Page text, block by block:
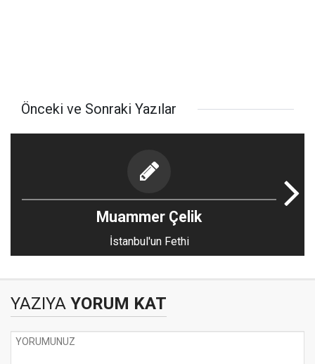
Önceki ve Sonraki Yazılar
Muammer Çelik
İstanbul'un Fethi
YAZIYA YORUM KAT